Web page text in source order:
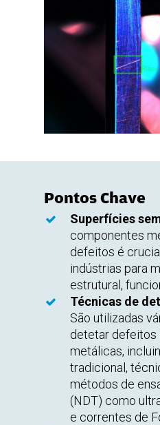
Pontos Chave
Superfícies
componentes
defeitos é
indústrias para
estrutural,
Técnicas de
São utilizadas
detetar defeitos
metálicas,
tradicional,
métodos de
(NDT) como
e correntes de